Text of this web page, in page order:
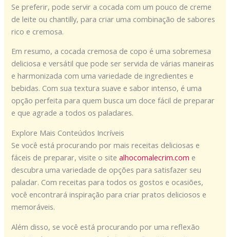
Se preferir, pode servir a cocada com um pouco de creme
de leite ou chantilly, para criar uma combinação de sabores
rico e cremosa.
Em resumo, a cocada cremosa de copo é uma sobremesa
deliciosa e versátil que pode ser servida de várias maneiras
e harmonizada com uma variedade de ingredientes e
bebidas. Com sua textura suave e sabor intenso, é uma
opção perfeita para quem busca um doce fácil de preparar
e que agrade a todos os paladares.
Explore Mais Conteúdos Incríveis
Se você está procurando por mais receitas deliciosas e
fáceis de preparar, visite o sitealhocomalecrim.com e
descubra uma variedade de opções para satisfazer seu
paladar. Com receitas para todos os gostos e ocasiões,
você encontrará inspiração para criar pratos deliciosos e
memoráveis.
Além disso, se você está procurando por uma reflexão